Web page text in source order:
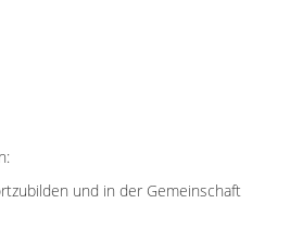
und in der Gemeinschaft